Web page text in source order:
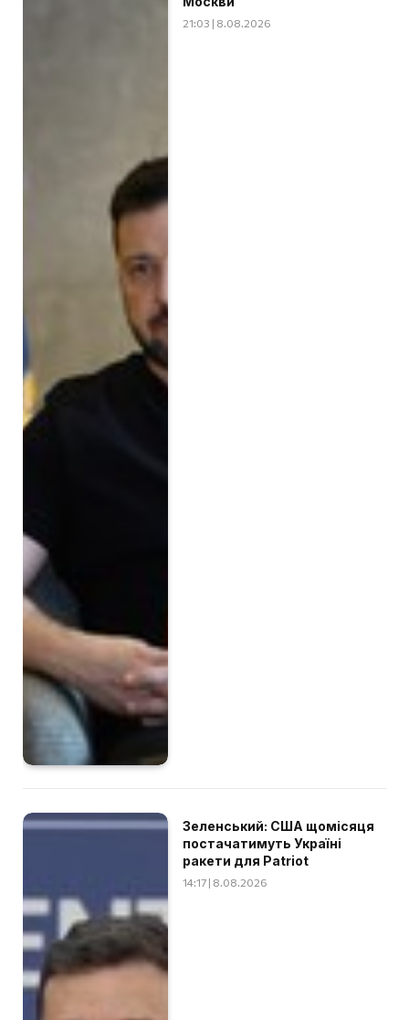
21:03 | 8.08.2026
Зеленський: США щомісяця
постачатимуть Україні
ракети для Patriot
14:17 | 8.08.2026